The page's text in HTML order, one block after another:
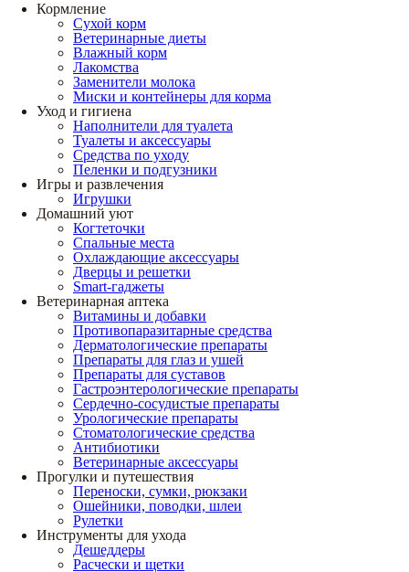
Кормление
Сухой корм
Ветеринарные диеты
Влажный корм
Лакомства
Заменители молока
Миски и контейнеры для корма
Уход и гигиена
Наполнители для туалета
Туалеты и аксессуары
Средства по уходу
Пеленки и подгузники
Игры и развлечения
Игрушки
Домашний уют
Когтеточки
Спальные места
Охлаждающие аксессуары
Дверцы и решетки
Smart-гаджеты
Ветеринарная аптека
Витамины и добавки
Противопаразитарные средства
Дерматологические препараты
Препараты для глаз и ушей
Препараты для суставов
Гастроэнтерологические препараты
Сердечно-сосудистые препараты
Урологические препараты
Стоматологические средства
Антибиотики
Ветеринарные аксессуары
Прогулки и путешествия
Переноски, сумки, рюкзаки
Ошейники, поводки, шлеи
Рулетки
Инструменты для ухода
Дешеддеры
Расчески и щетки